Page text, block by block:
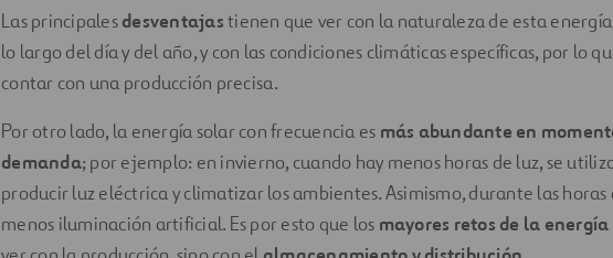
Las principalesdesventajastienen que ver con la naturaleza de esta
lo largo del día y del año, y con las condiciones climáticas específicas, por lo
contar con una producción precisa.
Por otro lado, la energía solar con frecuencia es más abundante en
demanda; por ejemplo: en invierno, cuando hay menos horas de luz, se
producir luz eléctrica y climatizar los ambientes. Asimismo, durante las horas
menos iluminación artificial. Es por esto que los mayores retos de la